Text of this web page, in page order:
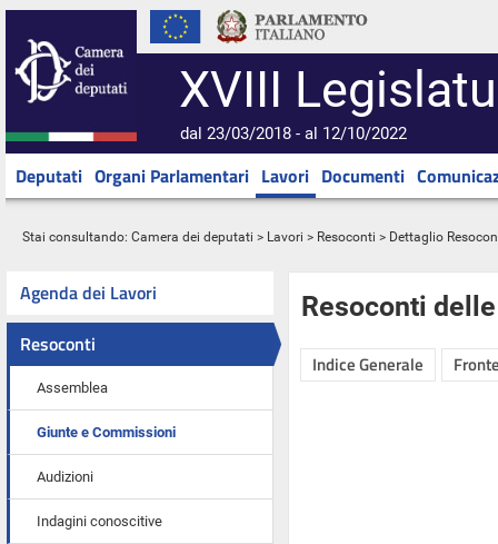
XVIII
dal 23/03/2018 - al 12/10/2022
Deputati Organi Parlamentari Lavori Documenti
Stai consultando: Camera dei deputati > Lavori > Resoconti > Dettaglio
Agenda dei Lavori
Resoconti
Assemblea
Giunte e Commissioni
Audizioni
Indagini conoscitive
Resoconti
Indice Generale